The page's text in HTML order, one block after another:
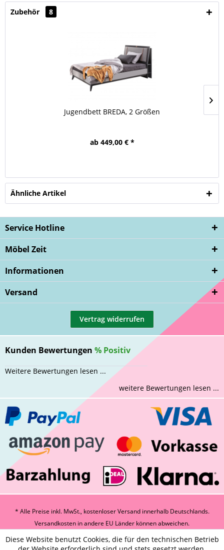
Zubehör 8
Jugendbett BREDA, 2 Größen
ab 449,00 € *
Ähnliche Artikel
Service Hotline
Möbel Zeit
Informationen
Versand
Vertrag widerrufen
Kunden Bewertungen % Positiv
Weitere Bewertungen lesen ...
weitere Bewertungen lesen ...
* Alle Preise inkl. MwSt., kostenloser Versand innerhalb Deutschlands.
Versandkosten in andere EU Länder können abweichen.
Diese Website benutzt Cookies, die für den technischen Betrieb